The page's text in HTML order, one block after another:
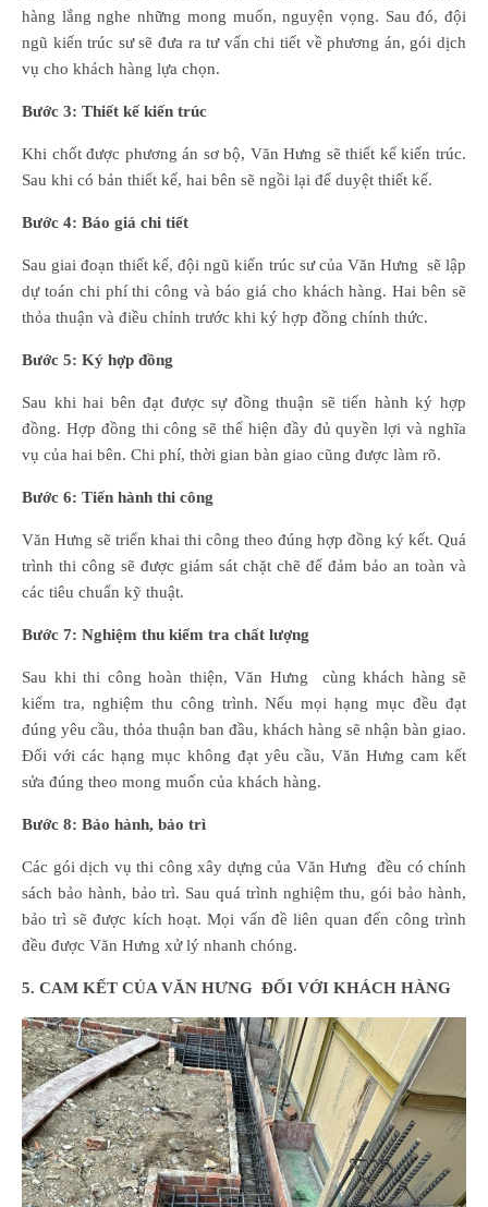
hàng lắng nghe những mong muốn, nguyện vọng. Sau đó, đội
ngũ kiến trúc sư sẽ đưa ra tư vấn chi tiết về phương án, gói dịch
vụ cho khách hàng lựa chọn.
Bước 3: Thiết kế kiến trúc
Khi chốt được phương án sơ bộ, Văn Hưng sẽ thiết kế kiến trúc.
Sau khi có bản thiết kế, hai bên sẽ ngồi lại để duyệt thiết kế.
Bước 4: Báo giá chi tiết
Sau giai đoạn thiết kế, đội ngũ kiến trúc sư của Văn Hưng sẽ lập
dự toán chi phí thi công và báo giá cho khách hàng. Hai bên sẽ
thỏa thuận và điều chỉnh trước khi ký hợp đồng chính thức.
Bước 5: Ký hợp đồng
Sau khi hai bên đạt được sự đồng thuận sẽ tiến hành ký hợp
đồng. Hợp đồng thi công sẽ thể hiện đầy đủ quyền lợi và nghĩa
vụ của hai bên. Chi phí, thời gian bàn giao cũng được làm rõ.
Bước 6: Tiến hành thi công
Văn Hưng sẽ triển khai thi công theo đúng hợp đồng ký kết. Quá
trình thi công sẽ được giám sát chặt chẽ để đảm bảo an toàn và
các tiêu chuẩn kỹ thuật.
Bước 7: Nghiệm thu kiểm tra chất lượng
Sau khi thi công hoàn thiện, Văn Hưng cùng khách hàng sẽ
kiểm tra, nghiệm thu công trình. Nếu mọi hạng mục đều đạt
đúng yêu cầu, thỏa thuận ban đầu, khách hàng sẽ nhận bàn giao.
Đối với các hạng mục không đạt yêu cầu, Văn Hưng cam kết
sửa đúng theo mong muốn của khách hàng.
Bước 8: Bảo hành, bảo trì
Các gói dịch vụ thi công xây dựng của Văn Hưng đều có chính
sách bảo hành, bảo trì. Sau quá trình nghiệm thu, gói bảo hành,
bảo trì sẽ được kích hoạt. Mọi vấn đề liên quan đến công trình
đều được Văn Hưng xử lý nhanh chóng.
5. CAM KẾT CỦA VĂN HƯNG ĐỐI VỚI KHÁCH HÀNG